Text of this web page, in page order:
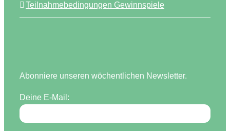
Teilnahmebedingungen Gewinnspiele
Abonniere unseren wöchentlichen Newsletter.
Deine E-Mail: